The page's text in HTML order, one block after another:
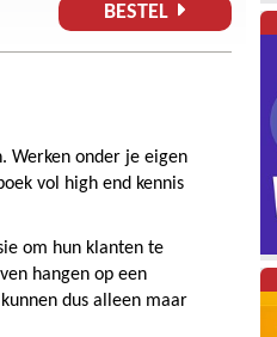
BESTEL
Werken onder je eigen
vol high end kennis
om hun klanten te
hangen op een
dus alleen maar